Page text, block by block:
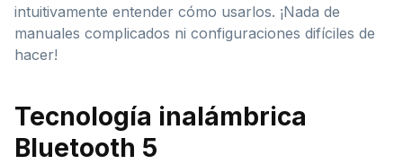
intuitivamente entender cómo usarlos. ¡Nada de
manuales complicados ni configuraciones difíciles de
hacer!
Tecnología inalámbrica
Bluetooth 5